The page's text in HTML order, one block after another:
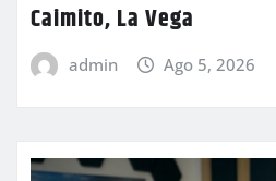
Caimito, La Vega
admin Ago 5, 2026